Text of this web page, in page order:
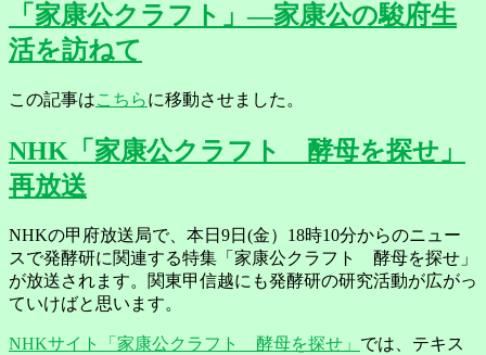
「家康公クラフト」―家康公の駿府生
活を訪ねて
この記事はこちらに移動させました。
NHK「家康公クラフト 酵母を探せ」
再放送
NHKの甲府放送局で、本日9日(金）18時10分からのニュー
スで発酵研に関連する特集「家康公クラフト 酵母を探せ」
が放送されます。関東甲信越にも発酵研の研究活動が広がっ
ていけばと思います。
NHKサイト「家康公クラフト 酵母を探せ」 では、テキス